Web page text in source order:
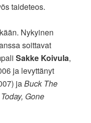
taideteos.
Nykyinen
soittavat
Sakke Koivula,
ja levyttänyt
jaBuck The
Gone